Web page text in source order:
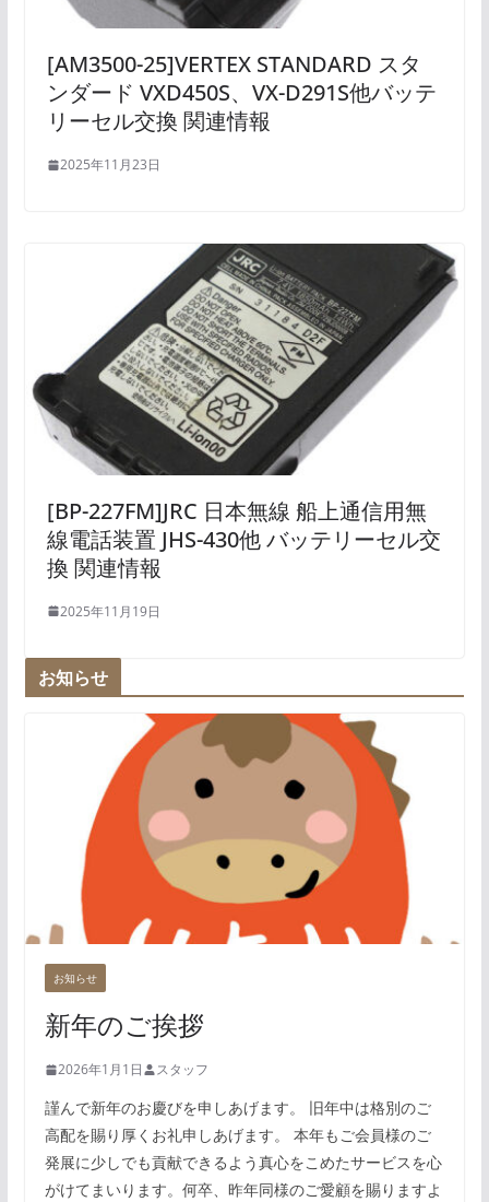
[AM3500-25]VERTEX STANDARD スタ
ンダード VXD450S、VX-D291S他バッテ
リーセル交換 関連情報
2025年11月23日
[BP-227FM]JRC 日本無線 船上通信用無
線電話装置 JHS-430他 バッテリーセル交
換 関連情報
2025年11月19日
お知らせ
お知らせ
新年のご挨拶
2026年1月1日 スタッフ
謹んで新年のお慶びを申しあげます。 旧年中は格別のご
高配を賜り厚くお礼申しあげます。 本年もご会員様のご
発展に少しでも貢献できるよう真心をこめたサービスを心
がけてまいります。何卒、昨年同様のご愛顧を賜りますよ